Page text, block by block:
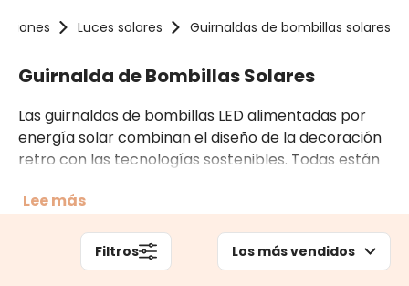
Luces solares Guirnaldas de bombillas solares
Guirnalda de Bombillas Solares
Las guirnaldas de bombillas LED alimentadas por
energía solar combinan el diseño de la decoración
retro con las tecnologías sostenibles. Todas están
almacenar energía durante el día para iluminar las
Lee más
Filtros Los más vendidos